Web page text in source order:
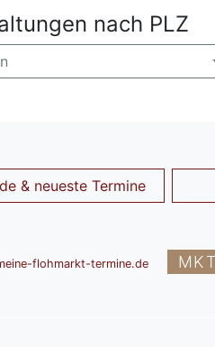
nach PLZ
& neueste Termine
flohmarkt-termine.de MKT